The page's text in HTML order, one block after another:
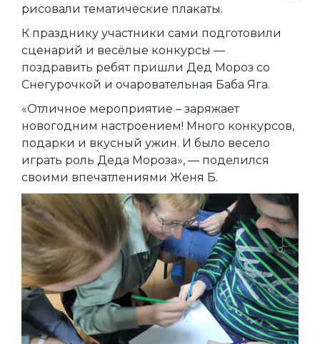
рисовали тематические плакаты.
К празднику участники сами подготовили
сценарий и весёлые конкурсы —
поздравить ребят пришли Дед Мороз со
Снегурочкой и очаровательная Баба Яга.
«Отличное мероприятие – заряжает
новогодним настроением! Много конкурсов,
подарки и вкусный ужин. И было весело
играть роль Деда Мороза», — поделился
своими впечатлениями Женя Б.